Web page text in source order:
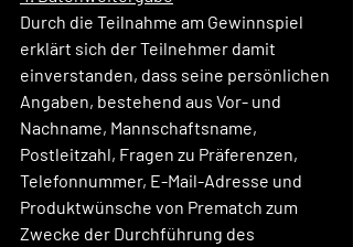
Durch die Teilnahme am Gewinnspiel
erklärt sich der Teilnehmer damit
einverstanden, dass seine persönlichen
Angaben, bestehend aus Vor- und
Nachname, Mannschaftsname,
Postleitzahl, Fragen zu Präferenzen,
Telefonnummer, E-Mail-Adresse und
Produktwünsche von Prematch zum
Zwecke der Durchführung des